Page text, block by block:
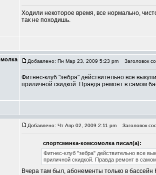
Ходили некоторое время, все нормально,
так не походишь.
Добавлено: Пн Мар 23, 2009 5:23 pm Заголовок
Фитнес-клуб "зебра" действительно все
приличной скидкой. Правда ремонт в самом
Добавлено: Чт Апр 02, 2009 2:11 pm Заголовок
спортсменка-комсомолка писал(а):
Фитнес-клуб "зебра" действительно все
приличной скидкой. Правда ремонт в
Вчера там был, абонементы только в